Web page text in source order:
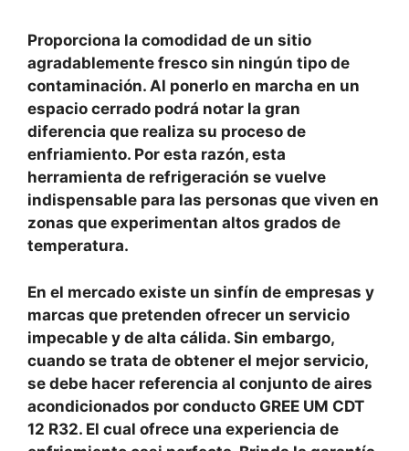
Proporciona la comodidad de un sitio
agradablemente fresco sin ningún tipo de
contaminación. Al ponerlo en marcha en un
espacio cerrado podrá notar la gran
diferencia que realiza su proceso de
enfriamiento. Por esta razón, esta
herramienta de refrigeración se vuelve
indispensable para las personas que viven en
zonas que experimentan altos grados de
temperatura.
En el mercado existe un sinfín de empresas y
marcas que pretenden ofrecer un servicio
impecable y de alta cálida. Sin embargo,
cuando se trata de obtener el mejor servicio,
se debe hacer referencia al conjunto de aires
acondicionados por conducto GREE UM CDT
12 R32. El cual ofrece una experiencia de